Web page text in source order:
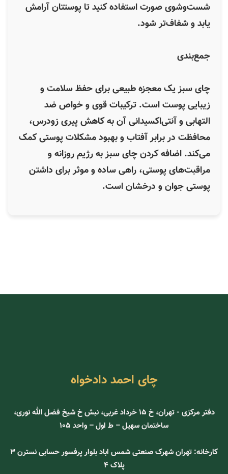
شست‌وشوی صورت استفاده کنید تا پوستتان آرامش
یابد و شفاف‌تر شود.
جمع‌بندی
چای سبز یک معجزه طبیعی برای حفظ سلامت و
زیبایی پوست است. ترکیبات قوی و خواص ضد
التهابی و آنتی‌اکسیدانی آن به کاهش پیری زودرس،
محافظت در برابر آفتاب و بهبود مشکلات پوستی کمک
می‌کند. اضافه کردن چای سبز به رژیم روزانه و
مراقبت‌های پوستی، راهی ساده و موثر برای داشتن
پوستی جوان و درخشان است.
چای احمد دادخواه
دفتر مرکزی - تهران، خ 15 خرداد غربی، نبش خ شیخ فضل الله نوری،
ساختمان سهیل – ط اول – واحد 105
کارخانه: تهران شهرک صنعتی شمس اباد بلوار پرفسور حسابی نسترن ۳
پلاک ۴